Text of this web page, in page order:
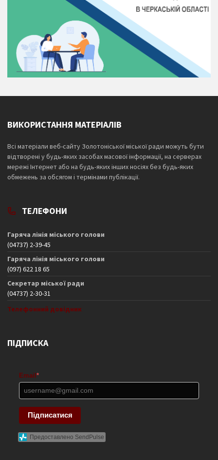
ВИКОРИСТАННЯ МАТЕРІАЛІВ
Всі матеріали веб-сайту Золотоніської міської ради можуть бути
відтворені у будь-яких засобах масової інформації, на серверах
мережі Інтернет або на будь-яких інших носіях без будь-яких
обмежень за обсягом і термінами публікації.
ТЕЛЕФОНИ
Гаряча лінія міського голови
(04737) 2-39-45
Гаряча лінія міського голови
(097) 622 18 65
Секретар міської ради
(04737) 2-30-31
Телефонний довідник
ПІДПИСКА
Email *
Підписатися
Предоставлено SendPulse